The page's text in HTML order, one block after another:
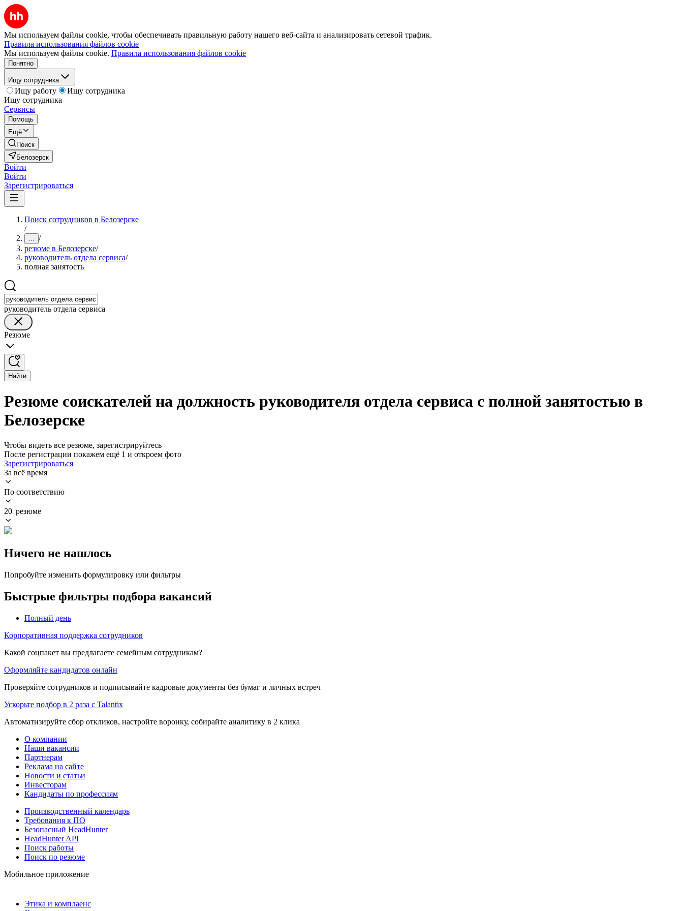
Мы используем файлы cookie, чтобы обеспечивать правильную работу нашего веб-сайта и анализировать сетевой трафик.
Правила использования файлов cookie
Мы используем файлы cookie. Правила использования файлов cookie
Понятно
Ищу сотрудника
Ищу работу
Ищу сотрудника
Ищу сотрудника
Сервисы
Помощь
Ещё
Поиск
Белозерск
Войти
Войти
Зарегистрироваться
Поиск сотрудников в Белозерске
/
... /
резюме в Белозерске/
руководитель отдела сервиса/
полная занятость
руководитель отдела сервиса
Резюме
Найти
Резюме соискателей на должность руководителя отдела сервиса с полной занятостью в
Белозерске
Чтобы видеть все резюме, зарегистрируйтесь
После регистрации покажем ещё 1 и откроем фото
Зарегистрироваться
За всё время
По соответствию
20 резюме
Ничего не нашлось
Попробуйте изменить формулировку или фильтры
Быстрые фильтры подбора вакансий
Полный день
Корпоративная поддержка сотрудников
Какой соцпакет вы предлагаете семейным сотрудникам?
Оформляйте кандидатов онлайн
Проверяйте сотрудников и подписывайте кадровые документы без бумаг и личных встреч
Ускорьте подбор в 2 раза с Talantix
Автоматизируйте сбор откликов, настройте воронку, собирайте аналитику в 2 клика
О компании
Наши вакансии
Партнерам
Реклама на сайте
Новости и статьи
Инвесторам
Кандидаты по профессиям
Производственный календарь
Требования к ПО
Безопасный HeadHunter
HeadHunter API
Поиск работы
Поиск по резюме
Мобильное приложение
Этика и комплаенс